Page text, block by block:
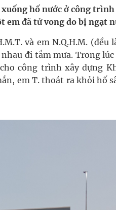
Việt Nam
cho người dân
hố nước ở công trình
em đã tử vong do bị ngạt
và em N.Q.H.M. (đều
đi tắm mưa. Trong
công trình xây dựng
em T. thoát ra khỏi hố